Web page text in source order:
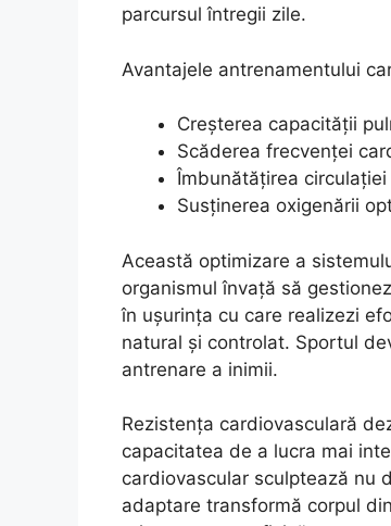
parcursul întregii zile.
Avantajele antrenamentului
Creșterea capacității
Scăderea frecvenței
Îmbunătățirea
Susținerea oxigenării
Această optimizare a
organismul învață să
în ușurința cu care realizezi
natural și controlat. Sportul
antrenare a inimii.
Rezistența cardiovasculară
capacitatea de a lucra mai
cardiovascular sculptează nu
adaptare transformă corpul